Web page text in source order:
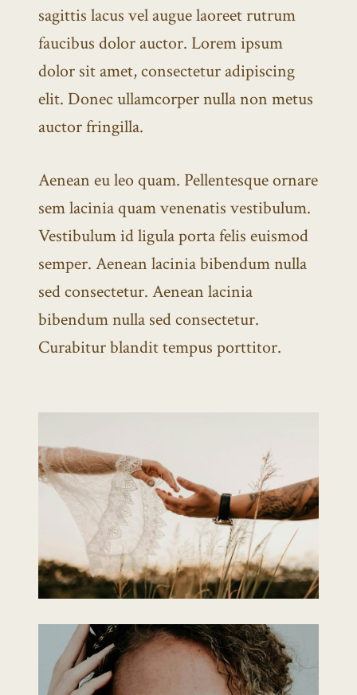
sagittis lacus vel augue laoreet rutrum
faucibus dolor auctor. Lorem ipsum
dolor sit amet, consectetur adipiscing
elit. Donec ullamcorper nulla non metus
auctor fringilla.
Aenean eu leo quam. Pellentesque ornare
sem lacinia quam venenatis vestibulum.
Vestibulum id ligula porta felis euismod
semper. Aenean lacinia bibendum nulla
sed consectetur. Aenean lacinia
bibendum nulla sed consectetur.
Curabitur blandit tempus porttitor.